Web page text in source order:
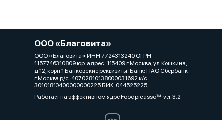
ООО «Благовита»
ООО «Благовита» ИНН 7724313240 ОГРН
1157746310809 юр. адрес: 115409 г.Москва, ул.Кошкина,
д.12, корп.1 Банковские реквизиты: Банк: ПАО Сбербанк
г.Москва р/с: 40702810138000031692 к/с:
30101810400000000225 БИК: 044525225
Работает на эффективном ядреFoodpicássover. 3.2